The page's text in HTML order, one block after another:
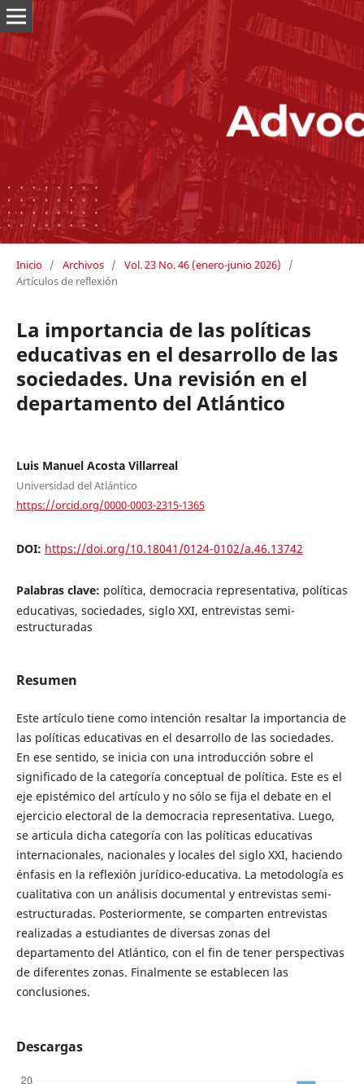
Inicio / Archivos / Vol. 23 No. 46 (enero-junio 2026)
/
Artículos de reflexión
La importancia de las políticas
educativas en el desarrollo de las
sociedades. Una revisión en el
departamento del Atlántico
Luis Manuel Acosta Villarreal
Universidad del Atlántico
https://orcid.org/0000-0003-2315-1365
DOI: https://doi.org/10.18041/0124-0102/a.46.13742
Palabras clave: política, democracia representativa, políticas
educativas, sociedades, siglo XXI, entrevistas semi-
estructuradas
Resumen
Este artículo tiene como intención resaltar la importancia de
las políticas educativas en el desarrollo de las sociedades.
En ese sentido, se inicia con una introducción sobre el
significado de la categoría conceptual de política. Este es el
eje epistémico del artículo y no sólo se fija el debate en el
ejercicio electoral de la democracia representativa. Luego,
se articula dicha categoría con las políticas educativas
internacionales, nacionales y locales del siglo XXI, haciendo
énfasis en la reflexión jurídico-educativa. La metodología es
cualitativa con un análisis documental y entrevistas semi-
estructuradas. Posteriormente, se comparten entrevistas
realizadas a estudiantes de diversas zonas del
departamento del Atlántico, con el fin de tener perspectivas
de diferentes zonas. Finalmente se establecen las
conclusiones.
Descargas